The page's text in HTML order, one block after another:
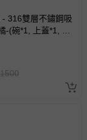
- 316雙層不鏽鋼吸
-(碗*1, 上蓋*1, 吸
1500